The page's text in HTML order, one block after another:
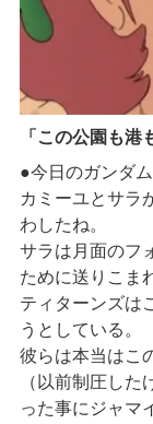
「この公園も港
●今日のガンダ
カミーユとサラ
わしたね。
サラは月面のフ
ために送りこま
ティターンズは
うとしている。
彼らは本当はこ
（以前制圧し
った事にジャマ